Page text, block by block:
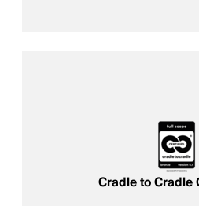
Cradle to Cradle